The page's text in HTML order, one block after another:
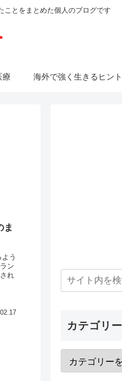
ことをまとめた個人のブログです
療 海外で強く生きるヒント
ま
う
ン
れ
カテゴリー